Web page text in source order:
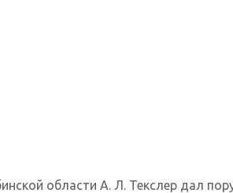
области А. Л. Текслер дал